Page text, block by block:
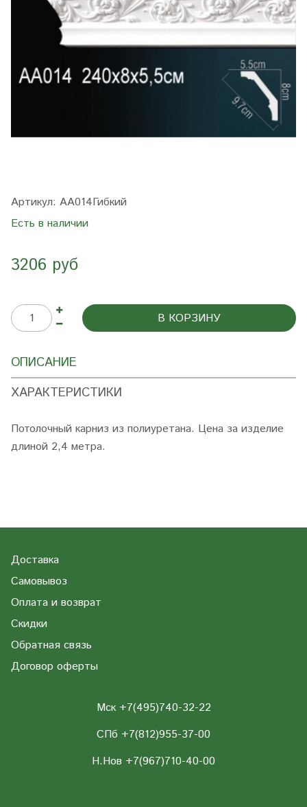
Артикул: AA014Гибкий
Есть в наличии
3206 руб
В КОРЗИНУ
ОПИСАНИЕ
ХАРАКТЕРИСТИКИ
Потолочный карниз из полиуретана. Цена за изделие
длиной 2,4 метра.
Доставка
Самовывоз
Оплата и возврат
Скидки
Обратная связь
Договор оферты
Мск +7(495)740-32-22
СПб +7(812)955-37-00
Н.Нов +7(967)710-40-00